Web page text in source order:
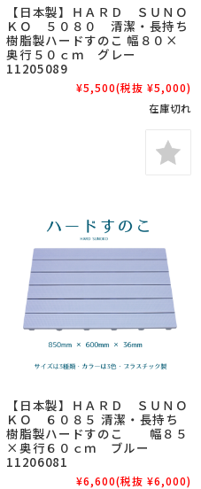
【日本製】ＨＡＲＤ ＳＵＮＯ
ＫＯ ５０８０ 清潔・長持ち
樹脂製ハードすのこ 幅８０×
奥行５０ｃｍ グレー
11205089
¥5,500(税抜 ¥5,000)
在庫切れ
【日本製】ＨＡＲＤ ＳＵＮＯ
ＫＯ ６０８５ 清潔・長持ち
樹脂製ハードすのこ 幅８５
×奥行６０ｃｍ ブルー
11206081
¥6,600(税抜 ¥6,000)